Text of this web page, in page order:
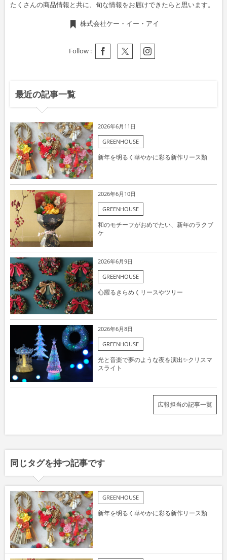
たくさんの商品情報と共に、旬な情報をお届けできたらと思います。
株式会社ケー・イー・アイ
Follow :
最近の記事一覧
2026年6月11日
GREENHOUSE
新年を明るく華やかに彩る新作リース類
2026年6月10日
GREENHOUSE
和のモチーフがおめでたい、新年のラクブ
ケ
2026年6月9日
GREENHOUSE
心躍るきらめくリースやツリー
2026年6月8日
GREENHOUSE
光と音楽で夢のような夜を演出✨クリスマ
スライト
広報担当の記事一覧
同じタグを持つ記事です
GREENHOUSE
新年を明るく華やかに彩る新作リース類